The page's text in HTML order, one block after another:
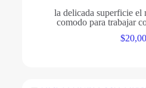
la delicada superficie el
comodo para trabajar
$